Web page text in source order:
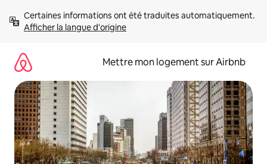
directement
Afficher la langue d'origine
Mettre mon logement sur Airbnb